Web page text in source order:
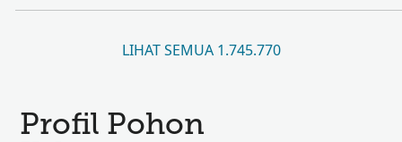
LIHAT SEMUA 1.745.770
Profil Pohon